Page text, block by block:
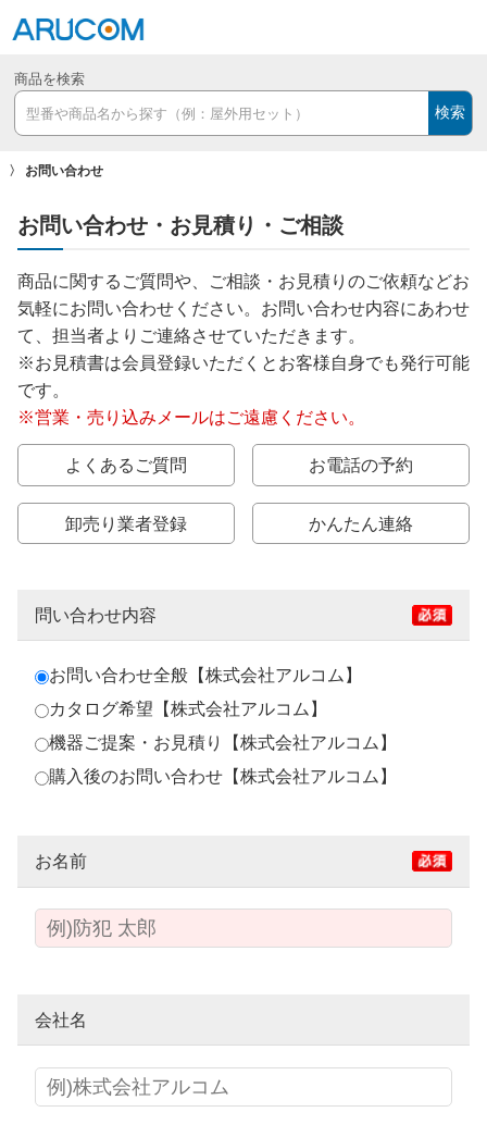
商品を検索
検索
お問い合わせ
お問い合わせ・お見積り・ご相談
商品に関するご質問や、ご相談・お見積りのご依頼などお
気軽にお問い合わせください。お問い合わせ内容にあわせ
て、担当者よりご連絡させていただきます。
※お見積書は会員登録いただくとお客様自身でも発行可能
です。
※営業・売り込みメールはご遠慮ください。
よくあるご質問 お電話の予約
卸売り業者登録 かんたん連絡
問い合わせ内容
お問い合わせ全般【株式会社アルコム】
カタログ希望【株式会社アルコム】
機器ご提案・お見積り【株式会社アルコム】
購入後のお問い合わせ【株式会社アルコム】
お名前
会社名